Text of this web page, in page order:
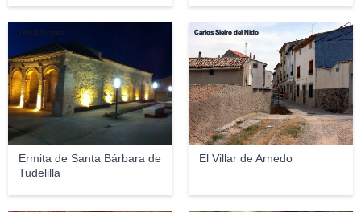
Ermita de Santa Bárbara de
Tudelilla
La Rioja Turismo
El Villar de Arnedo
Carlos Sieiro del Nido